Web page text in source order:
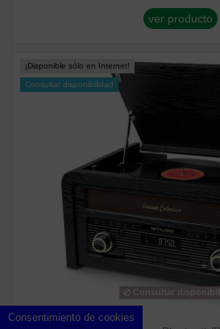
ver producto
¡Disponible sólo en Internet!
Consultar disponibilidad
Consultar
TOCADISCOS
Consentimiento de cookies